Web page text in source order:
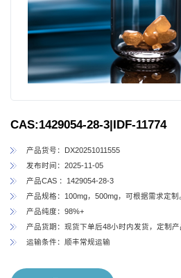
CAS:1429054-28-3|IDF-11774
产品货号：DX20251011555
发布时间：2025-11-05
产品CAS ：1429054-28-3
产品规格：100mg，500mg，可根据需求定制
产品纯度：98%+
产品货期：现货下单后48小时内发货，定制产
运输条件：顺丰常规运输